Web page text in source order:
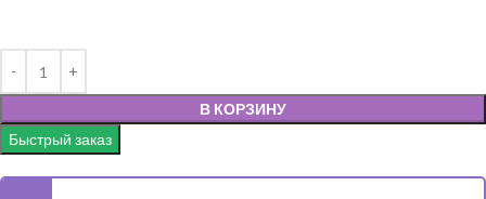
В КОРЗИНУ
Быстрый заказ